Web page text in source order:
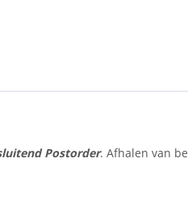
Postorder. Afhalen van